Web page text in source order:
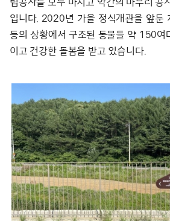
입니다. 2020년 가을 정식개관을 앞둔
등의 상황에서 구조된 동물들 약 150여
이고 건강한 돌봄을 받고 있습니다.